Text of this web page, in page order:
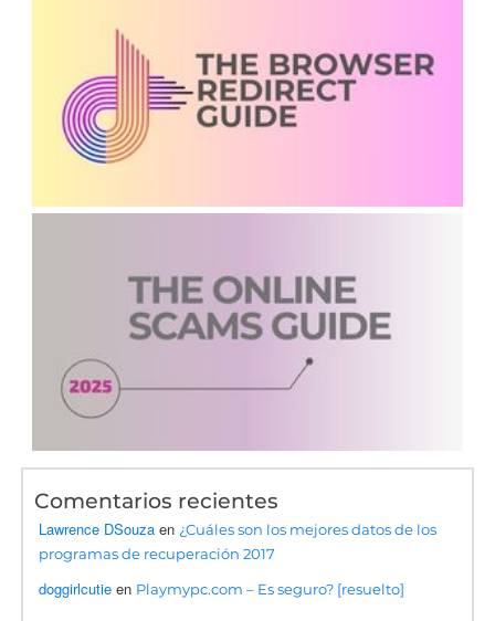
Comentarios recientes
Lawrence DSouza en ¿Cuáles son los mejores datos de los
programas de recuperación 2017
doggirlcutie en Playmypc.com – Es seguro? [resuelto]